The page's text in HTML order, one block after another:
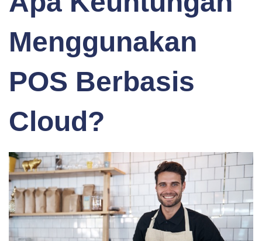
Menggunakan
POS Berbasis
Cloud?